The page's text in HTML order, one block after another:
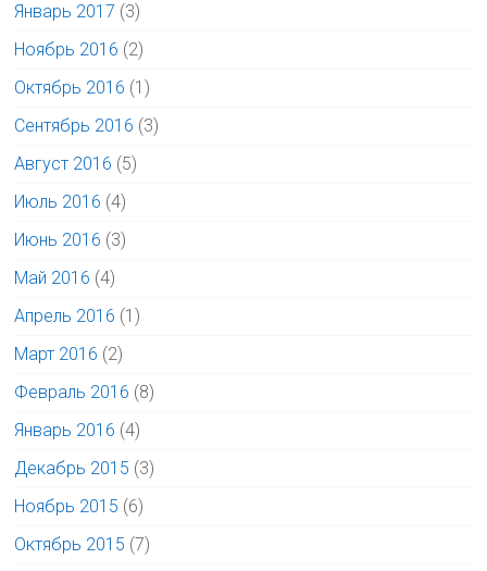
Январь 2017 (3)
Ноябрь 2016 (2)
Октябрь 2016 (1)
Сентябрь 2016 (3)
Август 2016 (5)
Июль 2016 (4)
Июнь 2016 (3)
Май 2016 (4)
Апрель 2016 (1)
Март 2016 (2)
Февраль 2016 (8)
Январь 2016 (4)
Декабрь 2015 (3)
Ноябрь 2015 (6)
Октябрь 2015 (7)